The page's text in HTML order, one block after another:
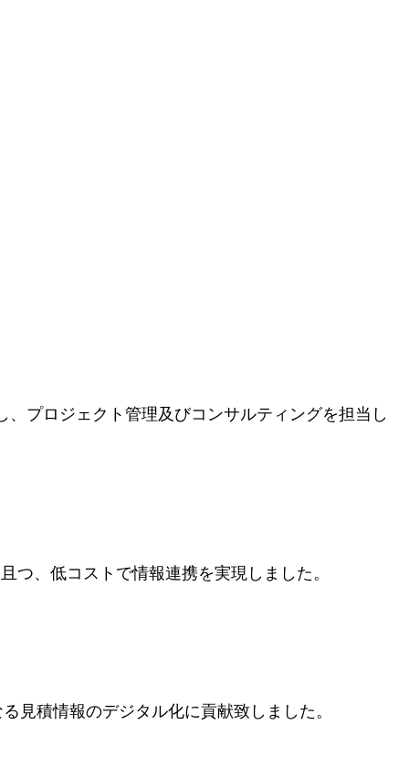
プロジェクト管理及びコンサルティングを担当し
つ、低コストで情報連携を実現しました。
見積情報のデジタル化に貢献致しました。